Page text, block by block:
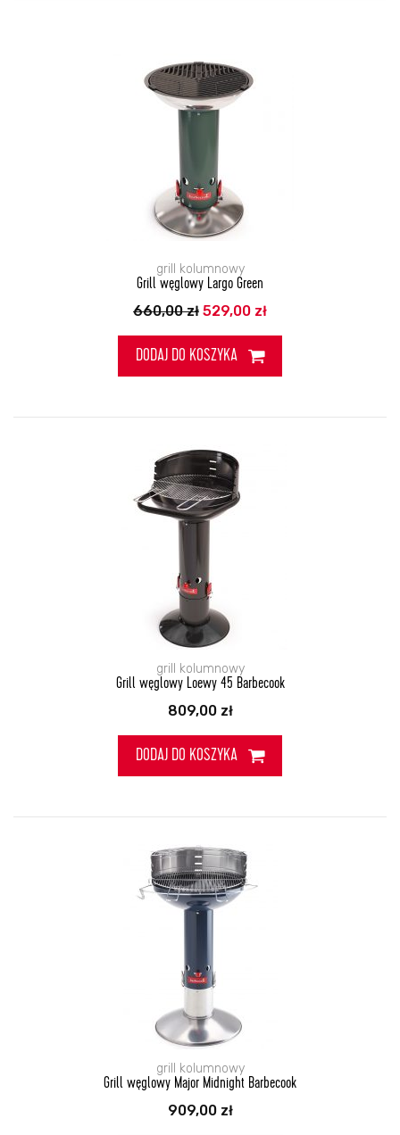
grill kolumnowy
Grill węglowy Largo Green
660,00zł Pierwotna
cena
wynosiła:
660,00 zł.
529,00 złAktualna
wynosi:
DODAJ DO KOSZYKA
grill kolumnowy
Grill węglowy Loewy 45 Barbecook
809,00 zł
DODAJ DO KOSZYKA
grill kolumnowy
Grill węglowy Major Midnight Barbecook
909,00 zł